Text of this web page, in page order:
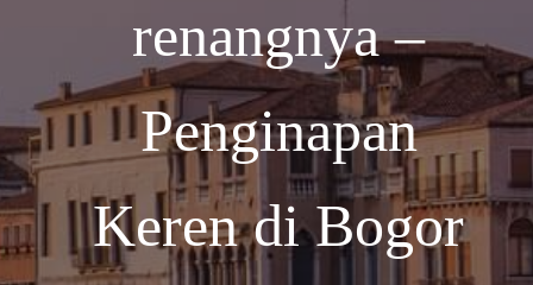
renangnya –
Penginapan
Keren di Bogor